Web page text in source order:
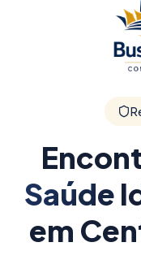
Saúde
em